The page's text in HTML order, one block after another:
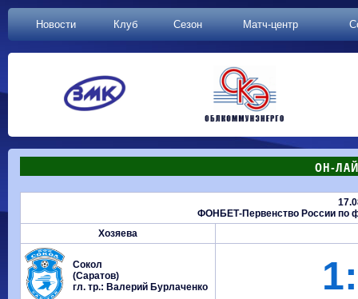
Новости Клуб Сезон Матч-центр
ОН-
ФОНБЕТ-Первенство России по
Хозяева
Сокол
(Саратов)
гл. тр.: Валерий Бурлаченко